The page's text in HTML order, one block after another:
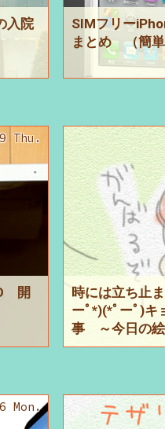
入院
SIMフリー
まとめ （簡
Thu.
開
時には立ち止
ーﾟ*)(*ﾟーﾟ)キ
事 ～今日の絵
Mon.